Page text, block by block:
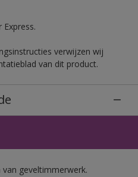
verwijzen wij
van dit product.
geveltimmerwerk.